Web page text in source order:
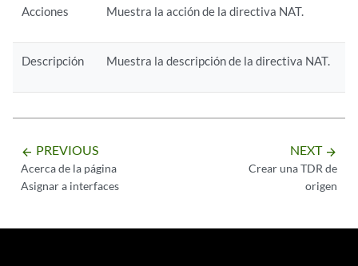
Acciones Muestra la acción de la directiva NAT.
Descripción Muestra la descripción de la directiva NAT.
arrow_backward PREVIOUS
Acerca de la página
Asignar a interfaces
NEXT arrow_forward
Crear una TDR de
origen